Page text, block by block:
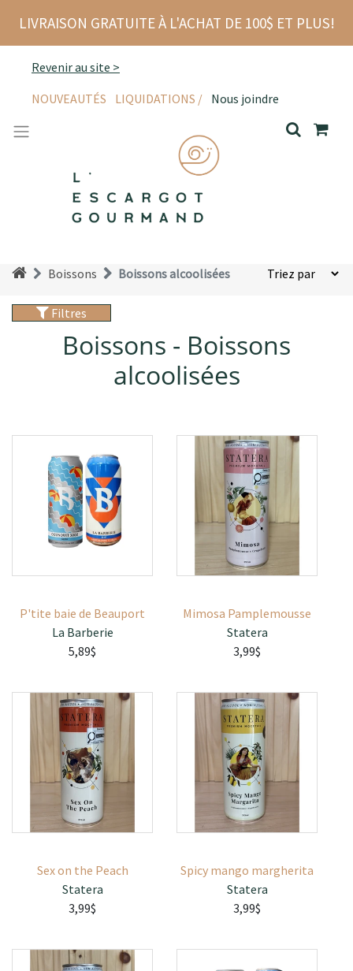
LIVRAISON GRATUITE À L'ACHAT DE 100$ ET PLUS!
Revenir au site >
NOUVEAUTÉS
LIQUIDATIONS / Nous joindre
Boissons Boissons alcoolisées
Filtres
Boissons - Boissons
alcoolisées
P'tite baie de Beauport
La Barberie
5,89$
Mimosa Pamplemousse
Statera
3,99$
Sex on the Peach
Statera
3,99$
Spicy mango margherita
Statera
3,99$